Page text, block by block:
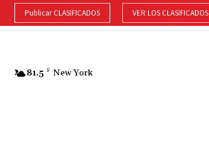
Publicar CLASIFICADOS VER LOS CLASIFICADOS
81.5 F New York